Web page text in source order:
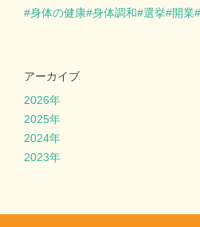
身体の健康 身体調和 選挙 開業
アーカイブ
2026年
2025年
2024年
2023年